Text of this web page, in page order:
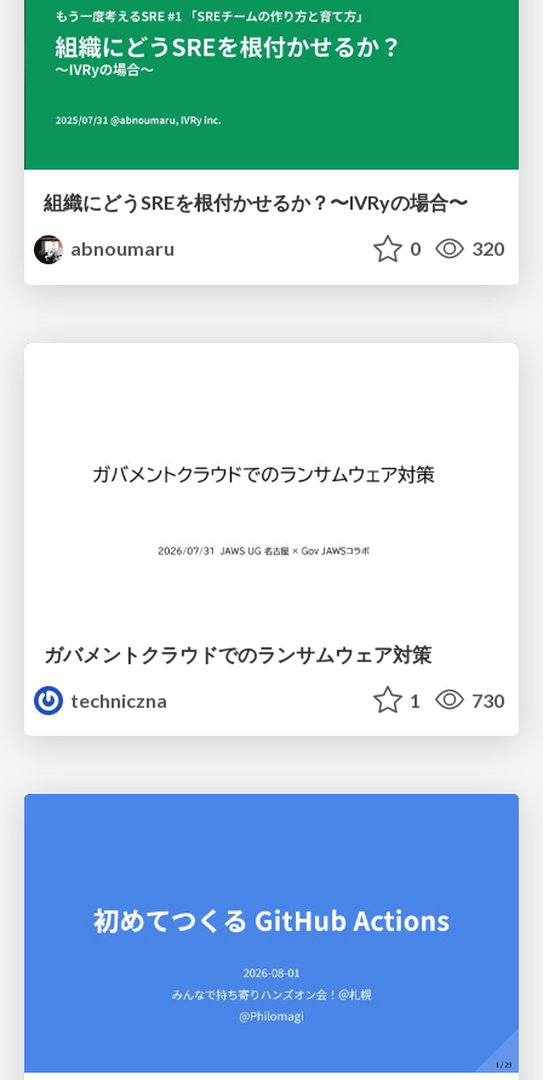
組織にどうSREを根付かせるか？〜IVRyの場合〜
abnoumaru
0 320
ガバメントクラウドでのランサムウェア対策
techniczna
1 730